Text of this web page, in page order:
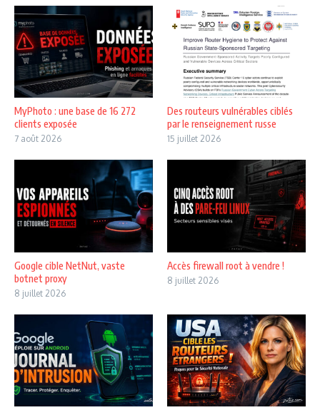
MyPhoto : une base de 16 272
clients exposée
7 août 2026
Des routeurs vulnérables ciblés
par le renseignement russe
15 juillet 2026
Google cible NetNut, vaste
botnet proxy
8 juillet 2026
Accès firewall root à vendre !
8 juillet 2026